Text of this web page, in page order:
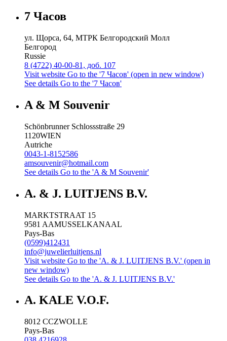
7 Часов
ул. Щорса, 64, МТРК Белгородский Молл
Белгород
Russie
8 (4722) 40-00-81, доб. 107
Visit website Go to the '7 Часов' (open in new window)
See details Go to the '7 Часов'
A & M Souvenir
Schönbrunner Schlossstraße 29
1120WIEN
Autriche
0043-1-8152586
amsouvenir@hotmail.com
See details Go to the 'A & M Souvenir'
A. & J. LUITJENS B.V.
MARKTSTRAAT 15
9581 AAMUSSELKANAAL
Pays-Bas
(0599)412431
info@juwelierluitjens.nl
Visit website Go to the 'A. & J. LUITJENS B.V.' (open in
new window)
See details Go to the 'A. & J. LUITJENS B.V.'
A. KALE V.O.F.
8012 CCZWOLLE
Pays-Bas